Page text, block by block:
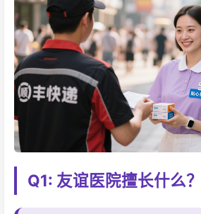
Q1: 友谊医院擅长什么？